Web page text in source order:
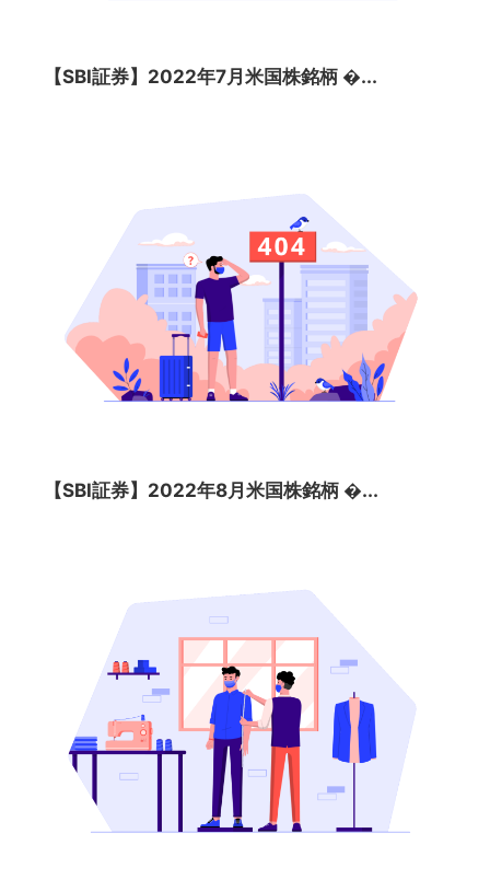
【SBI証券】2022年7月米国株銘柄 �...
【SBI証券】2022年8月米国株銘柄 �...